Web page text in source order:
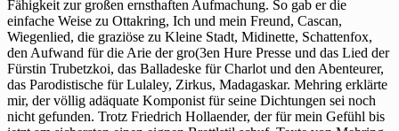
Fähigkeit zur großen ernsthaften Aufmachung. So gab er die
einfache Weise zu Ottakring, Ich und mein Freund, Cascan,
Wiegenlied, die graziöse zu Kleine Stadt, Midinette, Schattenfox,
den Aufwand für die Arie der gro(3en Hure Presse und das Lied der
Fürstin Trubetzkoi, das Balladeske für Charlot und den Abenteurer,
das Parodistische für Lulaley, Zirkus, Madagaskar. Mehring erklärte
mir, der völlig adäquate Komponist für seine Dichtungen sei noch
nicht gefunden. Trotz Friedrich Hollaender, der für mein Gefühl bis